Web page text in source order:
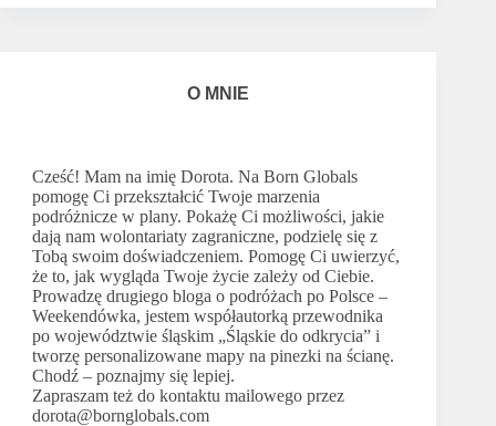
O MNIE
Cześć! Mam na imię Dorota. Na Born Globals
pomogę Ci przekształcić Twoje marzenia
podróżnicze w plany. Pokażę Ci możliwości, jakie
dają nam wolontariaty zagraniczne, podzielę się z
Tobą swoim doświadczeniem. Pomogę Ci uwierzyć,
że to, jak wygląda Twoje życie zależy od Ciebie.
Prowadzę drugiego bloga o podróżach po Polsce –
Weekendówka, jestem współautorką przewodnika
po województwie śląskim „Śląskie do odkrycia” i
tworzę personalizowane mapy na pinezki na ścianę.
Chodź – poznajmy się lepiej.
Zapraszam też do kontaktu mailowego przez
dorota@bornglobals.com